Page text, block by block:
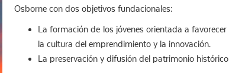
Osborne con dos objetivos fundacionales:
La formación de los jóvenes orientada a
la cultura del emprendimiento y la innovación.
La preservación y difusión del patrimonio